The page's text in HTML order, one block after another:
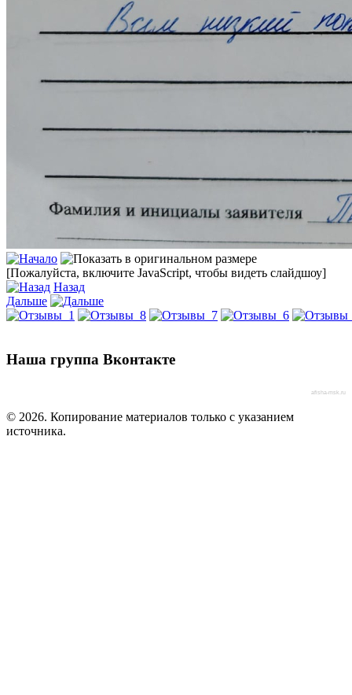
[Пожалуйста, включите JavaScript, чтобы видеть слайдшоу]
Назад
Дальше
Наша группа Вконтакте
afisha-msk.ru
© 2026. Копирование материалов только с указанием
источника.